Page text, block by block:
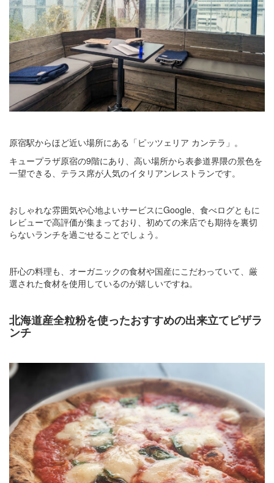
原宿駅からほど近い場所にある「ピッツェリア カンテラ」。
キュープラザ原宿の9階にあり、高い場所から表参道界隈の景色を
一望できる、テラス席が人気のイタリアンレストランです。
おしゃれな雰囲気や心地よいサービスにGoogle、食べログともに
レビューで高評価が集まっており、初めての来店でも期待を裏切
らないランチを過ごせることでしょう。
肝心の料理も、オーガニックの食材や国産にこだわっていて、厳
選された食材を使用しているのが嬉しいですね。
北海道産全粒粉を使ったおすすめの出来立てピザラ
ンチ